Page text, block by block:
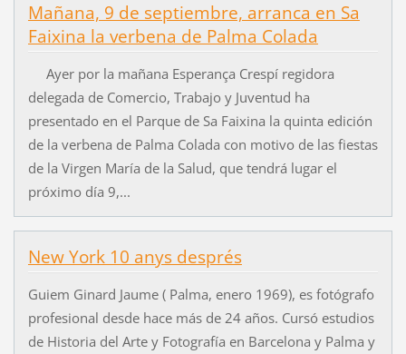
Mañana, 9 de septiembre, arranca en Sa
Faixina la verbena de Palma Colada
Ayer por la mañana Esperança Crespí regidora
delegada de Comercio, Trabajo y Juventud ha
presentado en el Parque de Sa Faixina la quinta edición
de la verbena de Palma Colada con motivo de las fiestas
de la Virgen María de la Salud, que tendrá lugar el
próximo día 9,...
New York 10 anys després
Guiem Ginard Jaume ( Palma, enero 1969), es fotógrafo
profesional desde hace más de 24 años. Cursó estudios
de Historia del Arte y Fotografía en Barcelona y Palma y